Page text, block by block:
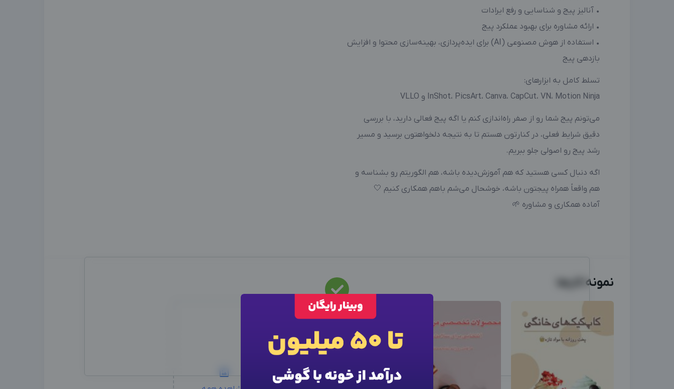
• آنالیز پیج و شناسایی و رفع ایرادات
• ارائه مشاوره برای بهبود عملکرد پیج
• استفاده از هوش مصنوعی (AI) برای ایده‌پردازی، بهینه‌سازی محتوا و افزایش
بازدهی پیج
تسلط کامل به ابزارهای:
InShot، PicsArt، Canva، CapCut، VN، Motion Ninja و VLLO
می‌تونم پیج شما رو از صفر راه‌اندازی کنم یا اگه پیج فعالی دارید، با بررسی
دقیق شرایط فعلی، در کنارتون هستم تا به نتیجه دلخواهتون برسید و مسیر
رشد پیج رو اصولی جلو ببریم.
اگه دنبال کسی هستید که هم آموزش‌دیده باشه، هم الگوریتم رو بشناسه و
هم واقعاً همراه پیجتون باشه، خوشحال می‌شم باهم همکاری کنیم 🤍
آماده همکاری و مشاوره 🌱
این متخصص استخدام
سایر متخصصین
نمونه کارها
اطلاعات تماس
ورود به حساب کاربری
شماره موبایل خود را وارد کنید
بعد از ثبت شماره کد برای شما پیامک خواهد شد
وارد حساب کاربری شوید
برای نمایش اطلاعات ادمین، از دکمه زیر برای ورود استفاده
کنید